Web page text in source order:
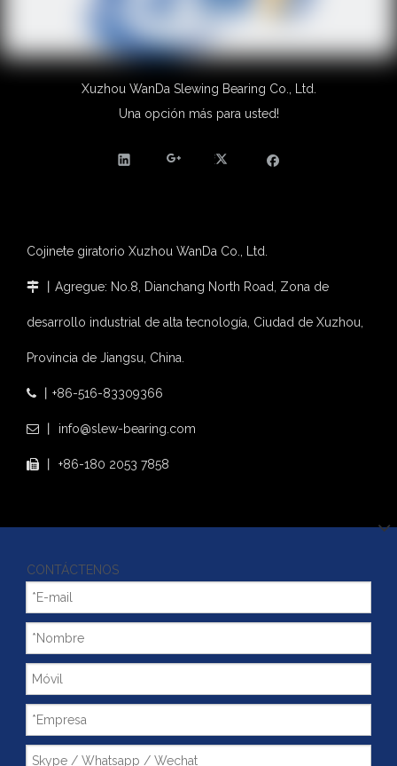
Xuzhou WanDa Slewing Bearing Co., Ltd.
Una opción más para usted!
Cojinete giratorio Xuzhou WanDa Co., Ltd.
 丨Agregue: No.8, Dianchang North Road, Zona de
desarrollo industrial de alta tecnología, Ciudad de Xuzhou,
Provincia de Jiangsu, China.
 丨+86-516-83309366
 info@slew-bearing.com
 丨 +86-180 2053 7858
CONTÁCTENOS